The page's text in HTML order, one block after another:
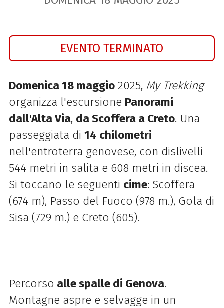
EVENTO TERMINATO
Domenica 18 maggio2025, My Trekking
organizza l'escursione Panorami
dall'Alta Via, da Scoffera a Creto. Una
passeggiata di 14 chilometri
nell'entroterra genovese, con dislivelli
544 metri in salita e 608 metri in discea.
Si toccano le seguenti cime: Scoffera
(674 m), Passo del Fuoco (978 m.), Gola di
Sisa (729 m.) e Creto (605).
Percorso alle spalle di Genova.
Montagne aspre e selvagge in un